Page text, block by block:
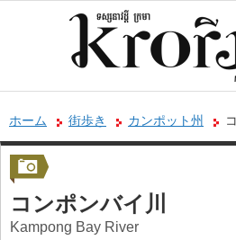
ホーム 街歩き カンポット州
コンポンバイ川
Kampong Bay River